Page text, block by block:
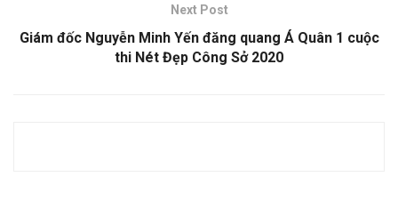
Next Post
Giám đốc Nguyễn Minh Yến đăng quang Á Quân 1 cuộc
thi Nét Đẹp Công Sở 2020